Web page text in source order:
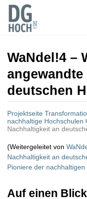
WaNdel!4 –
deutschen
Projektseite
nachhaltige Hochschulen
Nachhaltigkeit an
(Weitergeleitet von
Nachhaltigkeit an
Pioniere der
Auf einen Blick